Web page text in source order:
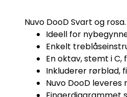
Nuvo DooD Svart og rosa.
Ideell for
Enkelt
En oktav, stemt i C,
Inkluderer rørblad,
Nuvo DooD